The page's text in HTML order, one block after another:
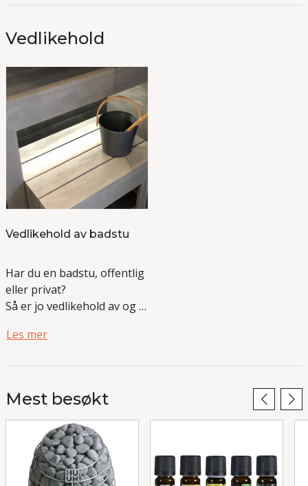
Vedlikehold
Vedlikehold av badstu
Har du en badstu, offentlig
eller privat?
Så er jo vedlikehold av og til
Les mer
Mest besøkt